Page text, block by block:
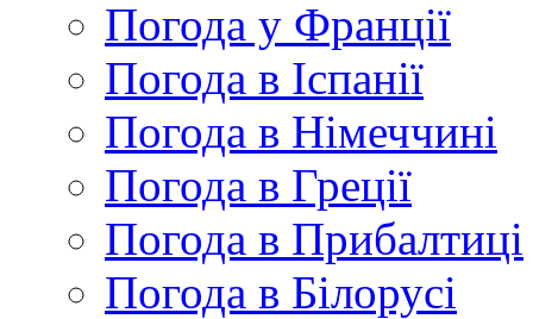
Погода у Франції
Погода в Іспанії
Погода в Німеччині
Погода в Греції
Погода в Прибалтиці
Погода в Білорусі